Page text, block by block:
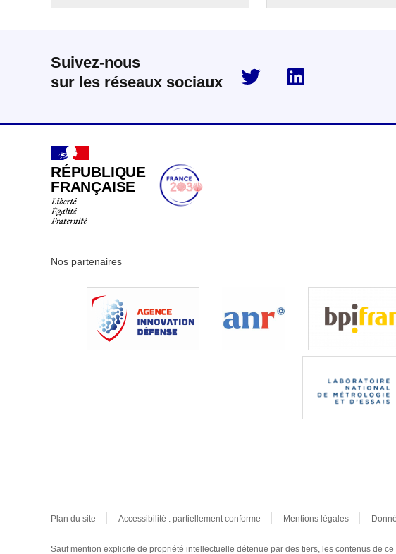
Suivez-nous
sur les réseaux sociaux
twitter
RÉPUBLIQUE
FRANÇAISE
Nos partenaires
Plan du site Accessibilité : partiellement conforme Mentions légales
Sauf mention explicite de propriété intellectuelle détenue par des tiers, les contenus de